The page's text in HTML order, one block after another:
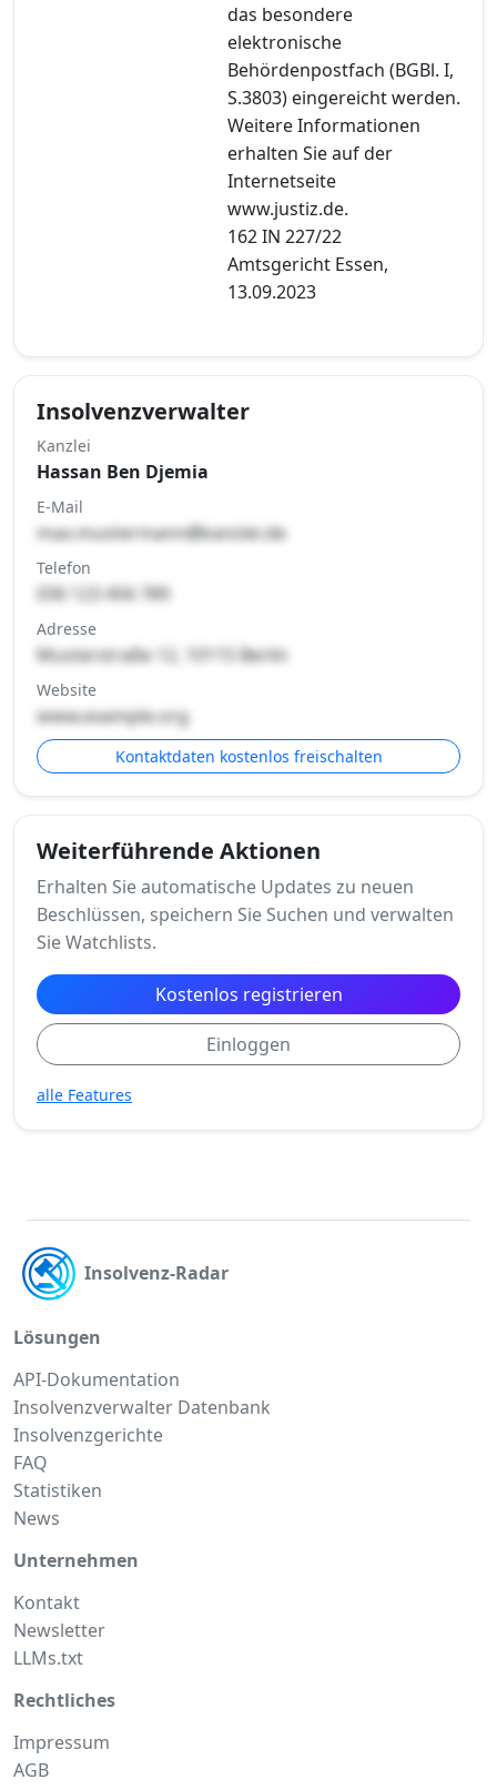
das besondere
elektronische
Behördenpostfach (BGBl. I,
S.3803) eingereicht werden.
Weitere Informationen
erhalten Sie auf der
Internetseite
www.justiz.de.
162 IN 227/22
Amtsgericht Essen,
13.09.2023
Insolvenzverwalter
Kanzlei
Hassan Ben Djemia
E-Mail
max.mustermann@kanzlei.de
Telefon
030 123 456 789
Adresse
Musterstraße 12, 10115 Berlin
Website
www.example.org
Kontaktdaten kostenlos freischalten
Weiterführende Aktionen
Erhalten Sie automatische Updates zu neuen
Beschlüssen, speichern Sie Suchen und verwalten
Sie Watchlists.
Kostenlos registrieren
Einloggen
alle Features
Insolvenz-Radar
Lösungen
API-Dokumentation
Insolvenzverwalter Datenbank
Insolvenzgerichte
FAQ
Statistiken
News
Unternehmen
Kontakt
Newsletter
LLMs.txt
Rechtliches
Impressum
AGB